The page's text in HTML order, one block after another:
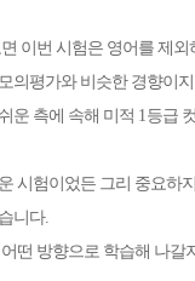
이번 시험은 영어를 제
의평가와 비슷한 경향이
운 측에 속해 미적 1등급
시험이었든 그리 중요하
니다.
떤 방향으로 학습해 나갈